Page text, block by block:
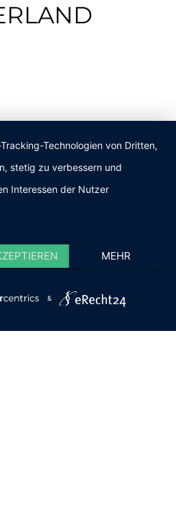
Technologien von Dritten,
stetig zu verbessern und
Interessen der Nutzer
MEHR
&